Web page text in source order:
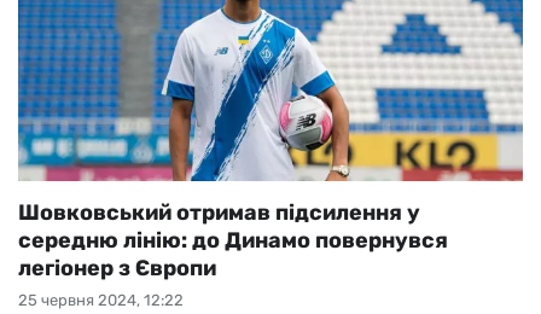
25 червня 2024, 12:22
Шовковський отримав підсилення у
середню лінію: до Динамо повернувся
легіонер з Європи